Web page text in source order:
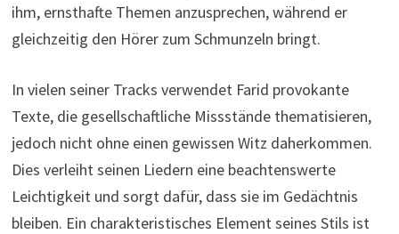
ihm, ernsthafte Themen anzusprechen, während er
gleichzeitig den Hörer zum Schmunzeln bringt.
In vielen seiner Tracks verwendet Farid provokante
Texte, die gesellschaftliche Missstände thematisieren,
jedoch nicht ohne einen gewissen Witz daherkommen.
Dies verleiht seinen Liedern eine beachtenswerte
Leichtigkeit und sorgt dafür, dass sie im Gedächtnis
bleiben. Ein charakteristisches Element seines Stils ist